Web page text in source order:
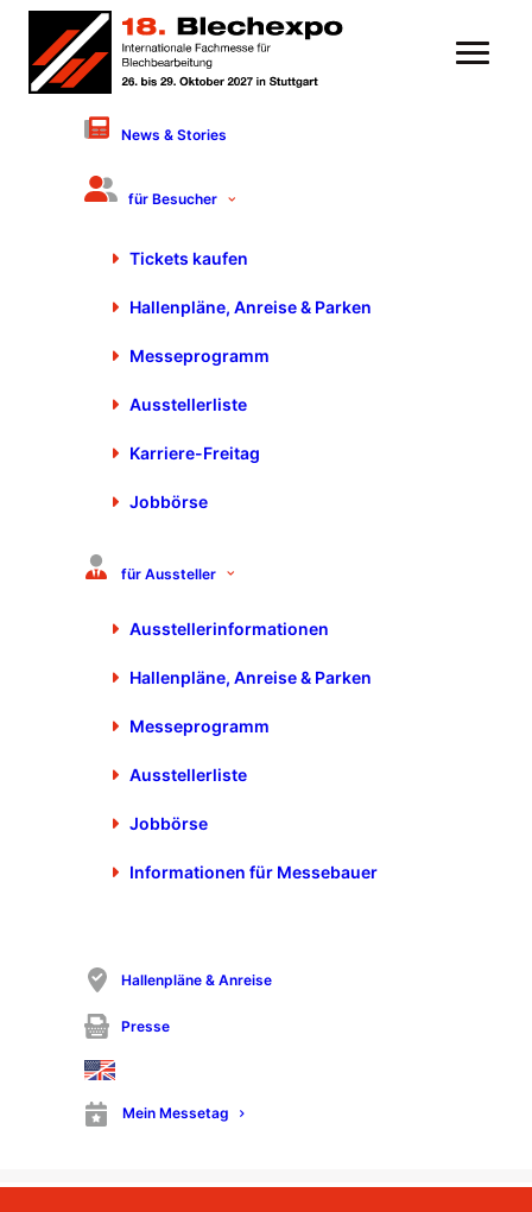
News & Stories
für Besucher
Tickets kaufen
Hallenpläne, Anreise & Parken
Messeprogramm
Ausstellerliste
Karriere-Freitag
Jobbörse
für Aussteller
Ausstellerinformationen
Hallenpläne, Anreise & Parken
Messeprogramm
Ausstellerliste
Jobbörse
Informationen für Messebauer
Hallenpläne & Anreise
Presse
Mein Messetag
the digital and physical world
Halle 7, Stand 7510FORUM
Produktgruppe: Prozesskontrolle und
Qualitätssicherung
Lederergasse 88
4020 Linz
l.poecksteiner@coildna.com
https://www.coildna.com
Besuchen Sie coilDNA GmbH auf der
Blechexpo 2025
Kalender Termin